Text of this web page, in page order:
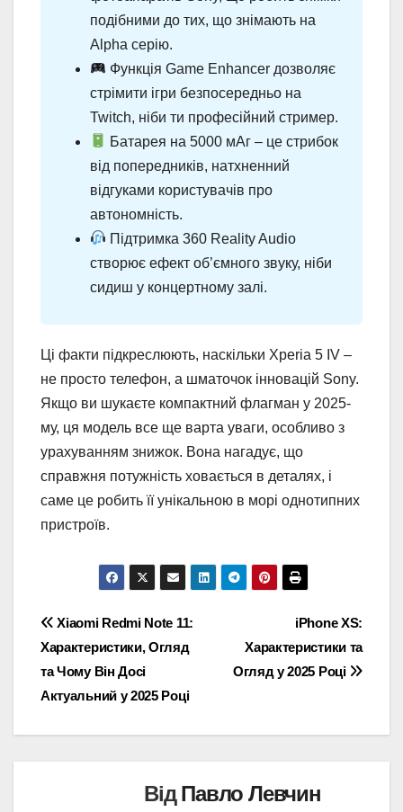
подібними до тих, що знімають на
Alpha серію.
Функція Game Enhancer дозволяє
стрімити ігри безпосередньо на
Twitch, ніби ти професійний стример.
Батарея на 5000 мАг – це стрибок
від попередників, натхненний
відгуками користувачів про
автономність.
Підтримка 360 Reality Audio
створює ефект об’ємного звуку, ніби
сидиш у концертному залі.
Ці факти підкреслюють, наскільки Xperia 5 IV –
не просто телефон, а шматочок інновацій Sony.
Якщо ви шукаєте компактний флагман у 2025-
му, ця модель все ще варта уваги, особливо з
урахуванням знижок. Вона нагадує, що
справжня потужність ховається в деталях, і
саме це робить її унікальною в морі однотипних
пристроїв.
Навігація
записів
iPhone XS:
Характеристики та
Огляд у 2025 Році
Xiaomi Redmi Note 11:
Характеристики, Огляд
та Чому Він Досі
Актуальний у 2025 Році
ВідПавло Левчин